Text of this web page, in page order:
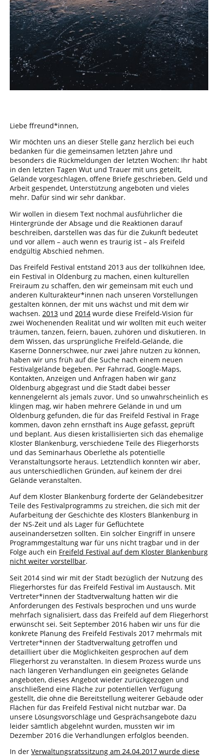
Liebe ffreund*innen,
Wir möchten uns an dieser Stelle ganz herzlich bei euch
bedanken für die gemeinsamen letzten Jahre und
besonders die Rückmeldungen der letzten Wochen: Ihr habt
in den letzten Tagen Wut und Trauer mit uns geteilt,
Gelände vorgeschlagen, offene Briefe geschrieben, Geld und
Arbeit gespendet, Unterstützung angeboten und vieles
mehr. Dafür sind wir sehr dankbar.
Wir wollen in diesem Text nochmal ausführlicher die
Hintergründe der Absage und die Reaktionen darauf
beschreiben, darstellen was das für die Zukunft bedeutet
und vor allem – auch wenn es traurig ist – als Freifeld
endgültig Abschied nehmen.
Das Freifeld Festival entstand 2013 aus der tollkühnen Idee,
ein Festival in Oldenburg zu machen, einen kulturellen
Freiraum zu schaffen, den wir gemeinsam mit euch und
anderen Kulturakteur*innen nach unseren Vorstellungen
gestalten können, der mit uns wächst und mit dem wir
wachsen. 2013 und 2014 wurde diese Freifeld-Vision für
zwei Wochenenden Realität und wir wollten mit euch weiter
träumen, tanzen, feiern, bauen, zuhören und diskutieren. In
dem Wissen, das ursprüngliche Freifeld-Gelände, die
Kaserne Donnerschwee, nur zwei Jahre nutzen zu können,
haben wir uns früh auf die Suche nach einem neuen
Festivalgelände begeben. Per Fahrrad, Google-Maps,
Kontakten, Anzeigen und Anfragen haben wir ganz
Oldenburg abgegrast und die Stadt dabei besser
kennengelernt als jemals zuvor. Und so unwahrscheinlich es
klingen mag, wir haben mehrere Gelände in und um
Oldenburg gefunden, die für das Freifeld Festival in Frage
kommen, davon zehn ernsthaft ins Auge gefasst, geprüft
und beplant. Aus diesen kristallisierten sich das ehemalige
Kloster Blankenburg, verschiedene Teile des Fliegerhorsts
und das Seminarhaus Oberlethe als potentielle
Veranstaltungsorte heraus. Letztendlich konnten wir aber,
aus unterschiedlichen Gründen, auf keinem der drei
Gelände veranstalten.
Auf dem Kloster Blankenburg forderte der Geländebesitzer
Teile des Festivalprogramms zu streichen, die sich mit der
Aufarbeitung der Geschichte des Klosters Blankenburg in
der NS-Zeit und als Lager für Geflüchtete
auseinandersetzen sollten. Ein solcher Eingriff in unsere
Programmgestaltung war für uns nicht tragbar und in der
Folge auch ein Freifeld Festival auf dem Kloster Blankenburg
nicht weiter vorstellbar.
Seit 2014 sind wir mit der Stadt bezüglich der Nutzung des
Fliegerhorstes für das Freifeld Festival im Austausch. Mit
Vertreter*innen der Stadtverwaltung hatten wir die
Anforderungen des Festivals besprochen und uns wurde
mehrfach signalisiert, dass das Freifeld auf dem Fliegerhorst
erwünscht sei. Seit September 2016 haben wir uns für die
konkrete Planung des Freifeld Festivals 2017 mehrmals mit
Vertreter*innen der Stadtverwaltung getroffen und
detailliert über die Möglichkeiten gesprochen auf dem
Fliegerhorst zu veranstalten. In diesem Prozess wurde uns
nach längeren Verhandlungen ein geeignetes Gelände
angeboten, dieses Angebot wieder zurückgezogen und
anschließend eine Fläche zur potentiellen Verfügung
gestellt, die ohne die Bereitstellung weiterer Gebäude oder
Flächen für das Freifeld Festival nicht nutzbar war. Da
unsere Lösungsvorschläge und Gesprächsangebote dazu
leider sämtlich abgelehnt wurden, mussten wir im
Dezember 2016 die Verhandlungen erfolglos beenden.
In der Verwaltungsratssitzung am 24.04.2017 wurde diese